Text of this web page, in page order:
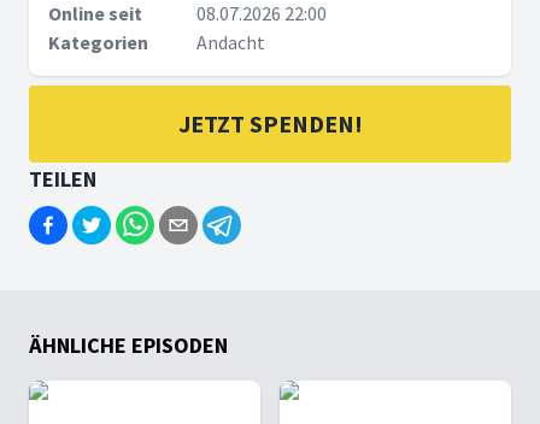
Online seit
08.07.2026 22:00
Kategorien
Andacht
JETZT SPENDEN!
TEILEN
ÄHNLICHE EPISODEN